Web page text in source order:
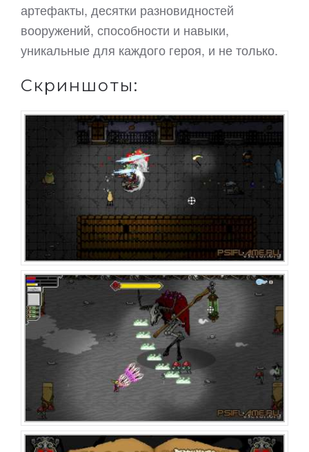
артефакты, десятки разновидностей
вооружений, способности и навыки,
уникальные для каждого героя, и не только.
Скриншоты: